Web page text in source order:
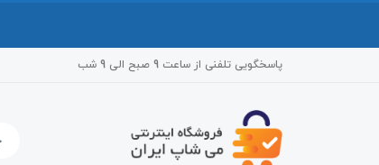
پاسخگویی تلفنی از ساعت 9 صبح الی 9 شب